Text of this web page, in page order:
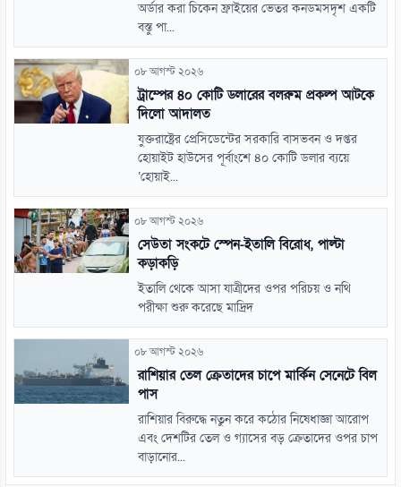
অর্ডার করা চিকেন ফ্রাইয়ের ভেতর কনডমসদৃশ একটি
বস্তু পা...
০৮ আগস্ট ২০২৬
ট্রাম্পের ৪০ কোটি ডলারের বলরুম প্রকল্প আটকে
দিলো আদালত
যুক্তরাষ্ট্রের প্রেসিডেন্টের সরকারি বাসভবন ও দপ্তর
হোয়াইট হাউসের পূর্বাংশে ৪০ কোটি ডলার ব্যয়ে
‘হোয়াই...
০৮ আগস্ট ২০২৬
সেউতা সংকটে স্পেন-ইতালি বিরোধ, পাল্টা
কড়াকড়ি
ইতালি থেকে আসা যাত্রীদের ওপর পরিচয় ও নথি
পরীক্ষা শুরু করেছে মাদ্রিদ
০৮ আগস্ট ২০২৬
রাশিয়ার তেল ক্রেতাদের চাপে মার্কিন সেনেটে বিল
পাস
রাশিয়ার বিরুদ্ধে নতুন করে কঠোর নিষেধাজ্ঞা আরোপ
এবং দেশটির তেল ও গ্যাসের বড় ক্রেতাদের ওপর চাপ
বাড়ানোর...